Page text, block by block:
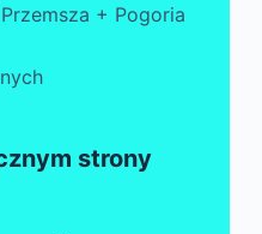
+ Pogoria
strony